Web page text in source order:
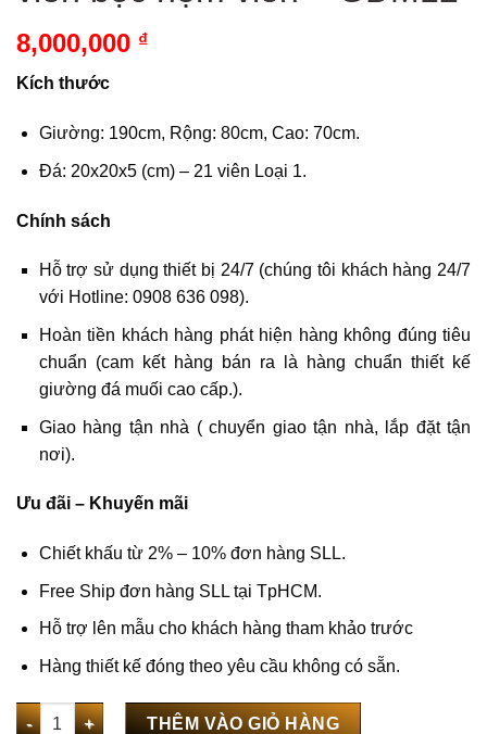
8,000,000 ₫
Kích thước
Giường: 190cm, Rộng: 80cm, Cao: 70cm.
Đá: 20x20x5 (cm) – 21 viên Loại 1.
Chính sách
Hỗ trợ sử dụng thiết bị 24/7 (chúng tôi khách hàng 24/7
với Hotline: 0908 636 098).
Hoàn tiền khách hàng phát hiện hàng không đúng tiêu
chuẩn (cam kết hàng bán ra là hàng chuẩn thiết kế
giường đá muối cao cấp.).
Giao hàng tận nhà ( chuyển giao tận nhà, lắp đặt tận
nơi).
Ưu đãi – Khuyến mãi
Chiết khấu từ 2% – 10% đơn hàng SLL.
Free Ship đơn hàng SLL tại TpHCM.
Hỗ trợ lên mẫu cho khách hàng tham khảo trước
Hàng thiết kế đóng theo yêu cầu không có sẵn.
Giường đá muối himalaya 21 viên bọc nệm viền - GDM12 số
THÊM VÀO GIỎ HÀNG